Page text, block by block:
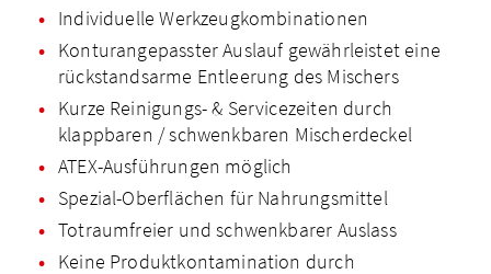
Individuelle Werkzeugkombinationen
Konturan­gepasster Auslauf gewährleistet eine
rückstandsarme Entleerung des Mischers
Kurze Reinigungs- & Servicezeiten durch
klappbaren / schwenkbaren Mischerdeckel
ATEX-Ausführungen möglich
Spezial-Oberflächen für Nahrungsmittel
Totraumfreier und schwenkbarer Auslass
Keine Produkt­kontamination durch